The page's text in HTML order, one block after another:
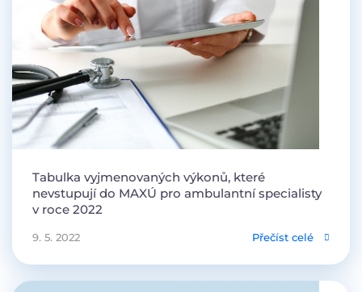
Tabulka vyjmenovaných výkonů, které
nevstupují do MAXÚ pro ambulantní specialisty
v roce 2022
9. 5. 2022 Přečíst celé